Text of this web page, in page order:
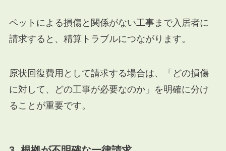
ペットによる損傷と関係がない工事まで入居者に
請求すると、精算トラブルにつながります。
原状回復費用として請求する場合は、「どの損傷
に対して、どの工事が必要なのか」を明確に分け
ることが重要です。